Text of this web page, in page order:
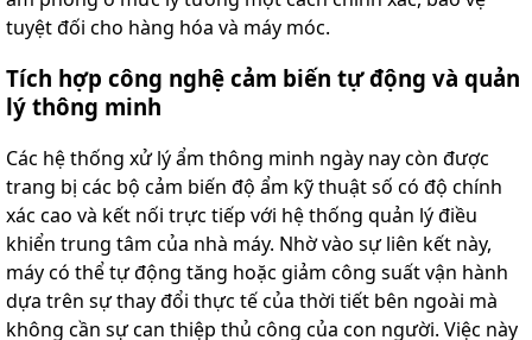
tuyệt đối cho hàng hóa và máy móc.
Tích hợp công nghệ cảm biến tự động và quản
lý thông minh
Các hệ thống xử lý ẩm thông minh ngày nay còn được
trang bị các bộ cảm biến độ ẩm kỹ thuật số có độ chính
xác cao và kết nối trực tiếp với hệ thống quản lý điều
khiển trung tâm của nhà máy. Nhờ vào sự liên kết này,
máy có thể tự động tăng hoặc giảm công suất vận hành
dựa trên sự thay đổi thực tế của thời tiết bên ngoài mà
không cần sự can thiệp thủ công của con người. Việc này